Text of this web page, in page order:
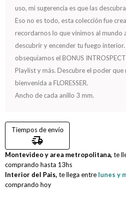
uso, mi sugerencia es que las
Eso no es todo, esta colección fue
recordarnos lo que vinimos al mundo
descubrir y encender tu fuego
obsequiamos el BONUS
Playlist y más. Descubre el poder
bienvenida a FLORESSER.
Ancho de cada anillo 3 mm.
Tiempos de envío
delivery_truck_speed
Montevideo y area metropolitana, te
comprando hasta 13hs
Interior del Pais, te llega entre lunes y
comprando hoy
San Valentín
Compromiso
Día del niño